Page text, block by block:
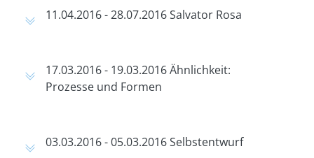
11.04.2016 - 28.07.2016 Salvator Rosa
17.03.2016 - 19.03.2016 Ähnlichkeit:
Prozesse und Formen
03.03.2016 - 05.03.2016 Selbstentwurf